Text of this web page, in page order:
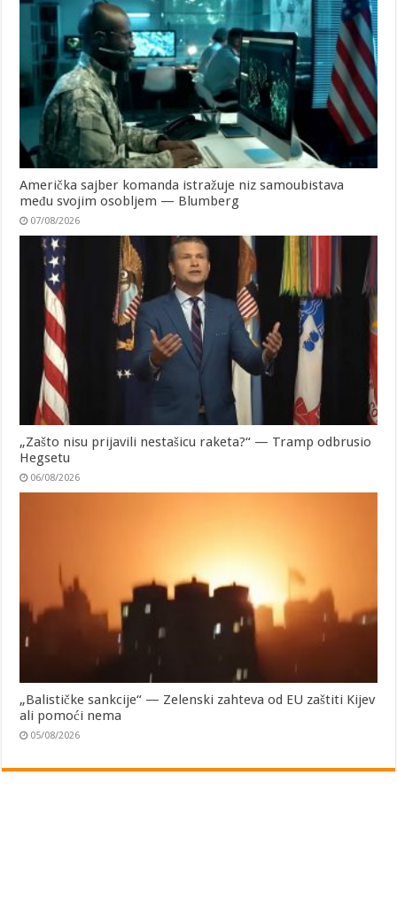
Američka sajber komanda istražuje niz samoubistava
među svojim osobljem — Blumberg
07/08/2026
„Zašto nisu prijavili nestašicu raketa?“ — Tramp odbrusio
Hegsetu
06/08/2026
„Balističke sankcije“ — Zelenski zahteva od EU zaštiti Kijev
ali pomoći nema
05/08/2026